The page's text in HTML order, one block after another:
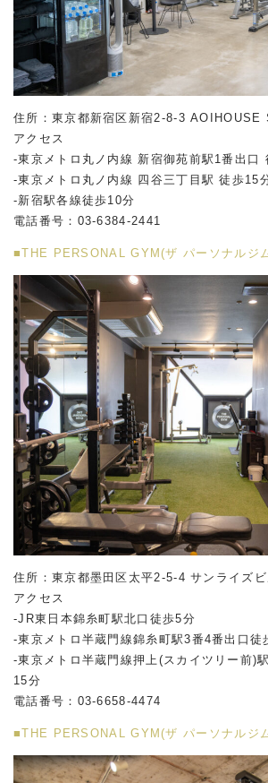
住所：東京都新宿区新宿2-8-3 AOIHOUSE
アクセス
-東京メトロ丸ノ内線 新宿御苑前駅1番出口
-東京メトロ丸ノ内線 四谷三丁目駅 徒歩15
-新宿駅各線徒歩10分
電話番号：03-6384-2441
■THE PERSONAL GYM(ザ パーソナルジ
住所：東京都墨田区太平2-5-4 サンライズ
アクセス
-JR東日本錦糸町駅北口徒歩5分
-東京メトロ半蔵門線錦糸町駅3番4番出口徒
-東京メトロ半蔵門線押上(スカイツリー前)
15分
電話番号：03-6658-4474
■THE PERSONAL GYM(ザ パーソナルジ